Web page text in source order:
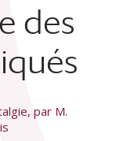
des
par M.